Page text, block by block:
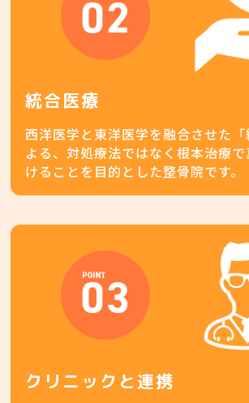
統合医療
西洋医学と東洋医学を融合させた
よる、対処療法ではなく根本治療
けることを目的とした整骨院です。
クリニックと連携